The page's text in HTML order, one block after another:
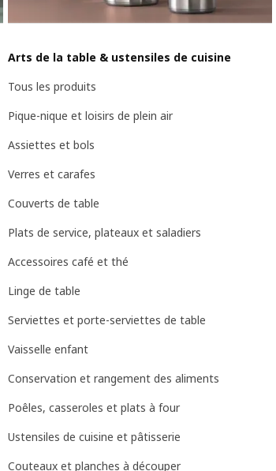
Arts de la table & ustensiles de cuisine
Tous les produits
Pique-nique et loisirs de plein air
Assiettes et bols
Verres et carafes
Couverts de table
Plats de service, plateaux et saladiers
Accessoires café et thé
Linge de table
Serviettes et porte-serviettes de table
Vaisselle enfant
Conservation et rangement des aliments
Poêles, casseroles et plats à four
Ustensiles de cuisine et pâtisserie
Couteaux et planches à découper